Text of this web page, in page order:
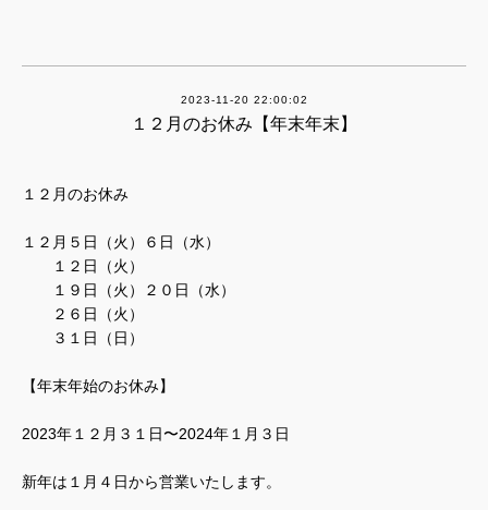
2023-11-20 22:00:02
１２月のお休み【年末年末】
１２月のお休み
１２月５日（火）６日（水）
１２日（火）
１９日（火）２０日（水）
２６日（火）
３１日（日）
【年末年始のお休み】
2023年１２月３１日〜2024年１月３日
新年は１月４日から営業いたします。